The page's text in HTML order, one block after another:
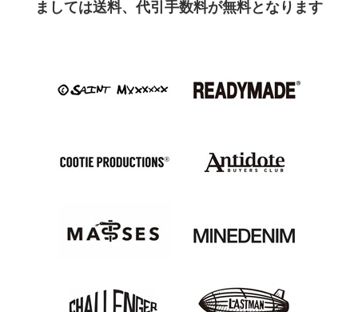
ましては送料、代引手数料が無料となります